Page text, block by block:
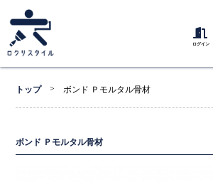
ログイン
トップ > ボンド Ｐモルタル骨材
ボンド Ｐモルタル骨材